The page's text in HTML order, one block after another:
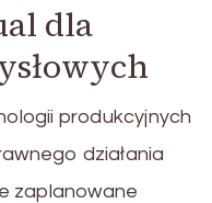
dla
produkcyjnych
działania
zaplanowane